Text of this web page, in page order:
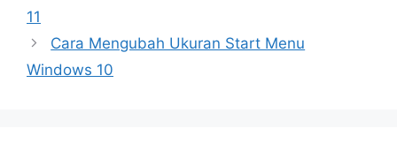
11
Cara Mengubah Ukuran Start Menu
Windows 10